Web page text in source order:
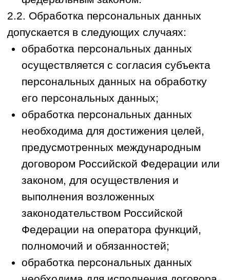
обратных звонков и отправку сообщений)
для консультирования по вопросам
оказания услуг; осуществление,
подтверждение, изменение или отмена
записи Пользователя на услуги
Оператора; направление технических и
связанных с процессом оказания услуг и
работой Сайта; направление рекламных
рассылок на указанный номер телефона
(при условии получения отдельного
выраженного согласия Пользователя);
соблюдение требований
3.3. Оператор обрабатывает следующие
категории персональных данных
Пользователей:
предоставляемые Пользователем
самостоятельно (при заполнении форм
Фамилия, имя, отчество;
Номер мобильного телефона.
3.3.2. Электронные пользовательские